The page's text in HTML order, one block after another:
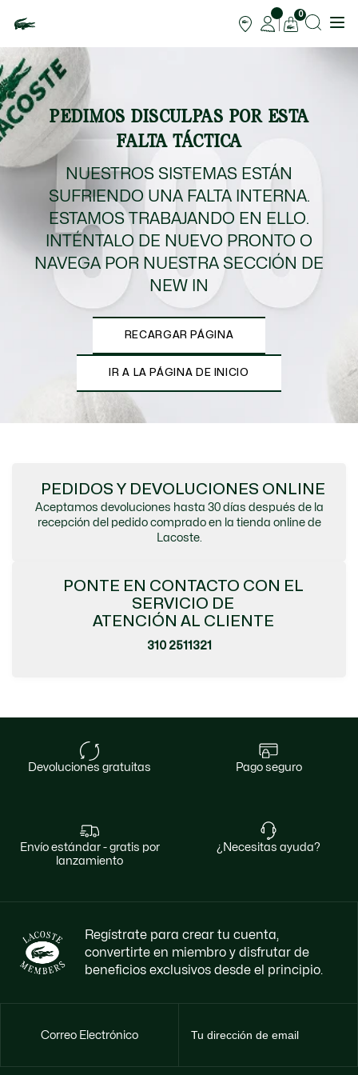
0
PEDIMOS DISCULPAS POR ESTA
FALTA TÁCTICA
NUESTROS SISTEMAS ESTÁN
SUFRIENDO UNA FALTA INTERNA.
ESTAMOS TRABAJANDO EN ELLO.
INTÉNTALO DE NUEVO PRONTO O
NAVEGA POR NUESTRA SECCIÓN DE
NEW IN
RECARGAR PÁGINA
IR A LA PÁGINA DE INICIO
PEDIDOS Y DEVOLUCIONES ONLINE
Aceptamos devoluciones hasta 30 días después de la
recepción del pedido comprado en la tienda online de
Lacoste.
PONTE EN CONTACTO CON EL
SERVICIO DE
ATENCIÓN AL CLIENTE
310 2511321
devoluciones gratuitas pago seguro
envío estándar - gratis por
lanzamiento
¿necesitas ayuda?
Regístrate para crear tu cuenta,
convertirte en miembro y disfrutar de
beneficios exclusivos desde el principio.
Correo Electrónico